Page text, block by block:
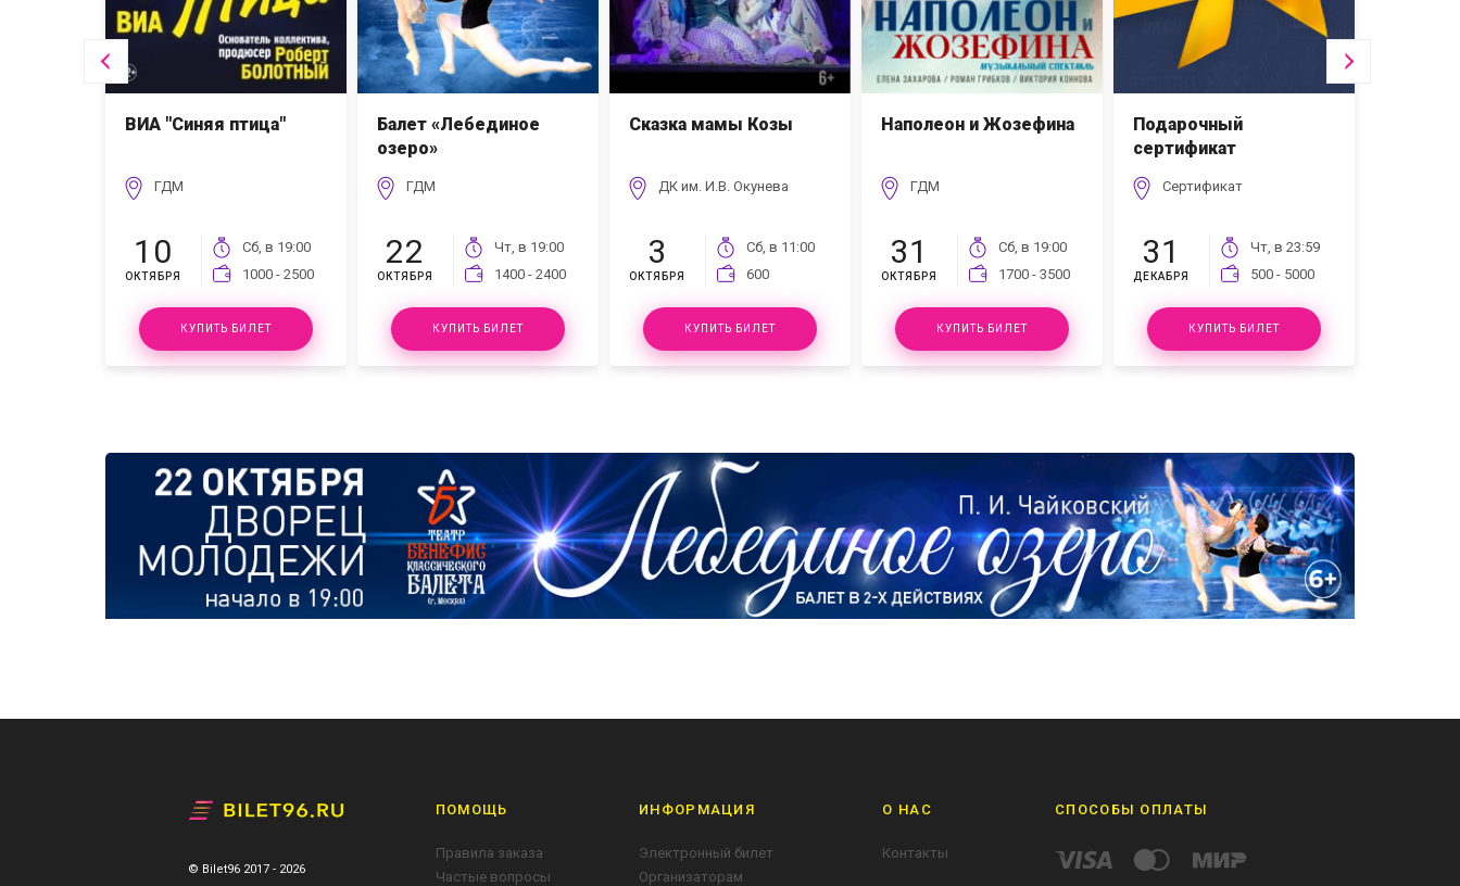
ВИА "Синяя птица"
ГДМ
10
ОКТЯБРЯ
Сб, в 19:00
1000 - 2500
КУПИТЬ БИЛЕТ
Балет «Лебединое
озеро»
ГДМ
22
ОКТЯБРЯ
Чт, в 19:00
1400 - 2400
КУПИТЬ БИЛЕТ
Сказка мамы Козы
ДК им. И.В. Окунева
3
ОКТЯБРЯ
Сб, в 11:00
600
КУПИТЬ БИЛЕТ
Наполеон и Жозефина
ГДМ
31
ОКТЯБРЯ
Сб, в 19:00
1700 - 3500
КУПИТЬ БИЛЕТ
Подарочный
сертификат
Сертификат
31
ДЕКАБРЯ
Чт, в 23:59
500 - 5000
КУПИТЬ БИЛЕТ
© Bilet96 2017 - 2026
ПОМОЩЬ
Правила заказа
Частые вопросы
ИНФОРМАЦИЯ
Электронный билет
Организаторам
О НАС
Контакты
СПОСОБЫ ОПЛАТЫ